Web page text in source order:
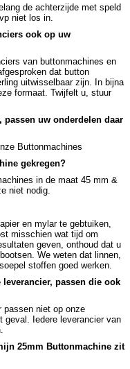
de achterzijde met speld
niet los in.
ook op uw
van buttonmachines en
dat button
uitwisselbaar zijn. In bijna
formaat. Twijfelt u, stuur
passen uw onderdelen daar
Buttonmachines
gekregen?
in de maat 45 mm &
niet nodig.
en mylar te gebtuiken,
misschien wat tijd om
geven, onthoud dat u
We weten dat linnen,
stoffen goed werken.
passen die ook
passen niet op onze
geval. Iedere leverancier van
25mm Buttonmachine zit